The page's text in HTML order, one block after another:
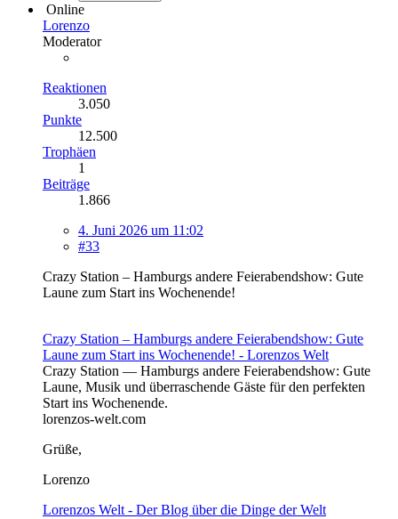
Online
Lorenzo
Moderator
Reaktionen
3.050
Punkte
12.500
Trophäen
1
Beiträge
1.866
4. Juni 2026 um 11:02
#33
Crazy Station – Hamburgs andere Feierabendshow: Gute
Laune zum Start ins Wochenende!
Crazy Station – Hamburgs andere Feierabendshow: Gute
Laune zum Start ins Wochenende! - Lorenzos Welt
Crazy Station — Hamburgs andere Feierabendshow: Gute
Laune, Musik und überraschende Gäste für den perfekten
Start ins Wochenende.
lorenzos-welt.com
Grüße,
Lorenzo
Lorenzos Welt - Der Blog über die Dinge der Welt